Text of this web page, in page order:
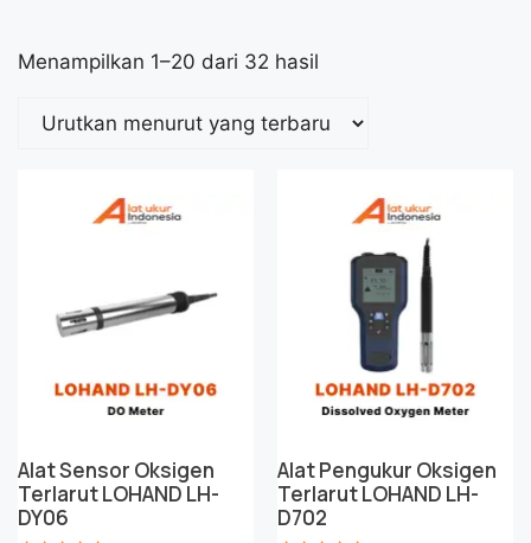
Menampilkan 1–20 dari 32 hasil
Alat Sensor Oksigen
Terlarut LOHAND LH-
DY06
Alat Pengukur Oksigen
Terlarut LOHAND LH-
D702